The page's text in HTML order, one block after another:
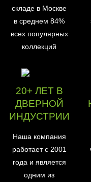
складе в Москве
в среднем 84%
всех популярных
коллекций
20+ ЛЕТ В
ДВЕРНОЙ
ИНДУСТРИИ
Наша компания
работает с 2001
года и является
одним из